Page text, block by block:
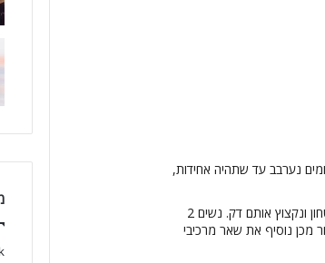
נערבב עד שתהיה אחידות,
בבלנדר ידני או חשמלי ניקח את כל מרכיבי המלית חוץ מהבשר הטחון ונקצוץ אותם דק. נשים 2
שיהיה מוכן, לאחר מכן נוסיף את שאר מרכיבי